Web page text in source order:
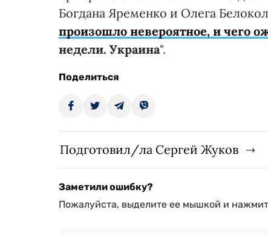
Богдана Яременко и Олега
произошло невероятное, и чего
недели. Украина".
Поделиться
Подготовил/ла Сергей Жуков
Заметили ошибку?
Пожалуйста, выделите ее мышкой и